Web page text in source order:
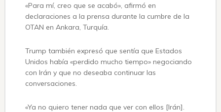
«Para mí, creo que se acabó», afirmó en
declaraciones a la prensa durante la cumbre de la
OTAN en Ankara, Turquía.
Trump también expresó que sentía que Estados
Unidos había «perdido mucho tiempo» negociando
con Irán y que no deseaba continuar las
conversaciones.
«Ya no quiero tener nada que ver con ellos [Irán].